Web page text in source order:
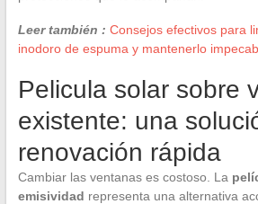
Leer también : Consejos efectivos para
inodoro de espuma y mantenerlo
Pelicula solar sobre
existente: una
renovación rápida
Cambiar las ventanas es costoso. La
emisividad representa una alternativa